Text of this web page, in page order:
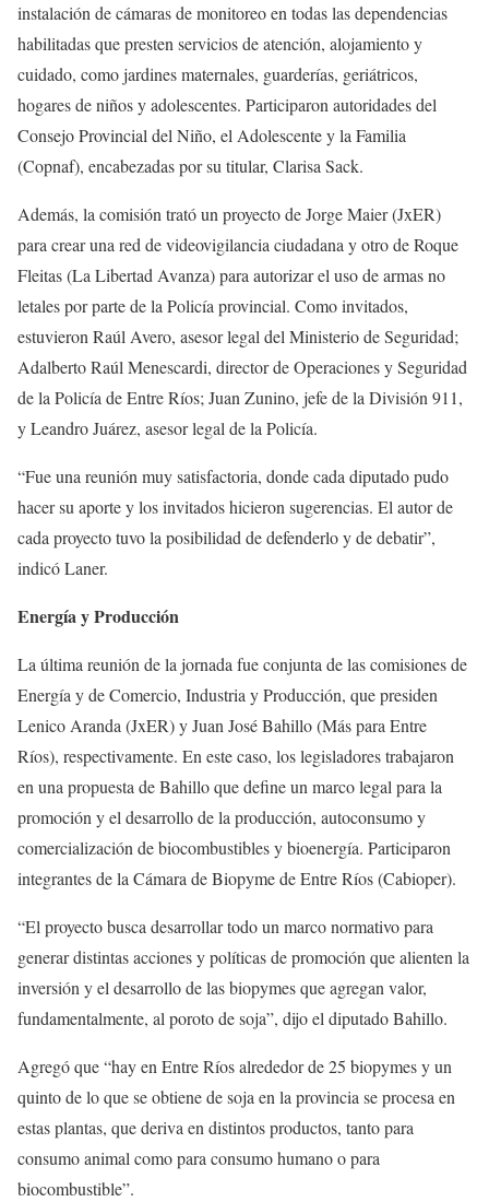
instalación de cámaras de monitoreo en todas las dependencias
habilitadas que presten servicios de atención, alojamiento y
cuidado, como jardines maternales, guarderías, geriátricos,
hogares de niños y adolescentes. Participaron autoridades del
Consejo Provincial del Niño, el Adolescente y la Familia
(Copnaf), encabezadas por su titular, Clarisa Sack.
Además, la comisión trató un proyecto de Jorge Maier (JxER)
para crear una red de videovigilancia ciudadana y otro de Roque
Fleitas (La Libertad Avanza) para autorizar el uso de armas no
letales por parte de la Policía provincial. Como invitados,
estuvieron Raúl Avero, asesor legal del Ministerio de Seguridad;
Adalberto Raúl Menescardi, director de Operaciones y Seguridad
de la Policía de Entre Ríos; Juan Zunino, jefe de la División 911,
y Leandro Juárez, asesor legal de la Policía.
“Fue una reunión muy satisfactoria, donde cada diputado pudo
hacer su aporte y los invitados hicieron sugerencias. El autor de
cada proyecto tuvo la posibilidad de defenderlo y de debatir”,
indicó Laner.
Energía y Producción
La última reunión de la jornada fue conjunta de las comisiones de
Energía y de Comercio, Industria y Producción, que presiden
Lenico Aranda (JxER) y Juan José Bahillo (Más para Entre
Ríos), respectivamente. En este caso, los legisladores trabajaron
en una propuesta de Bahillo que define un marco legal para la
promoción y el desarrollo de la producción, autoconsumo y
comercialización de biocombustibles y bioenergía. Participaron
integrantes de la Cámara de Biopyme de Entre Ríos (Cabioper).
“El proyecto busca desarrollar todo un marco normativo para
generar distintas acciones y políticas de promoción que alienten la
inversión y el desarrollo de las biopymes que agregan valor,
fundamentalmente, al poroto de soja”, dijo el diputado Bahillo.
Agregó que “hay en Entre Ríos alrededor de 25 biopymes y un
quinto de lo que se obtiene de soja en la provincia se procesa en
estas plantas, que deriva en distintos productos, tanto para
consumo animal como para consumo humano o para
biocombustible”.